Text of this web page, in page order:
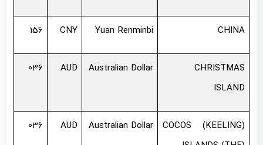
CHINA
Yuan Renminbi
CNY
156
CHRISTMAS
ISLAND
Australian Dollar
AUD
036
COCOS (KEELING)
Australian Dollar
AUD
036